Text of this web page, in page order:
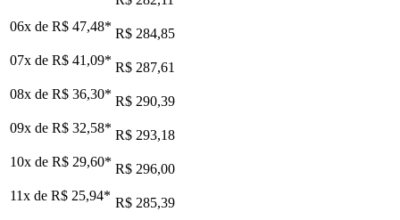
06x de R$ 47,48* R$ 284,85
07x de R$ 41,09* R$ 287,61
08x de R$ 36,30* R$ 290,39
09x de R$ 32,58* R$ 293,18
10x de R$ 29,60* R$ 296,00
11x de R$ 25,94* R$ 285,39